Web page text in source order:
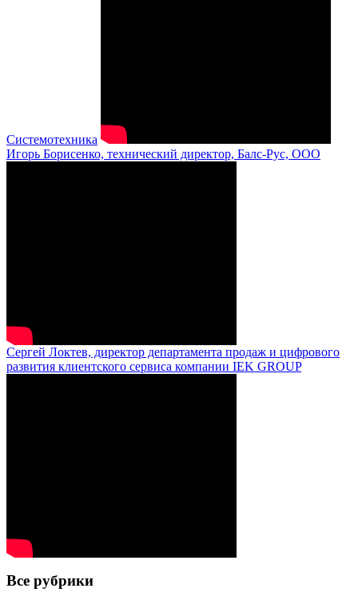
Системотехника
Игорь Борисенко, технический директор, Балс-Рус, ООО
Сергей Локтев, директор департамента продаж и цифрового
развития клиентского сервиса компании IEK GROUP
Все рубрики